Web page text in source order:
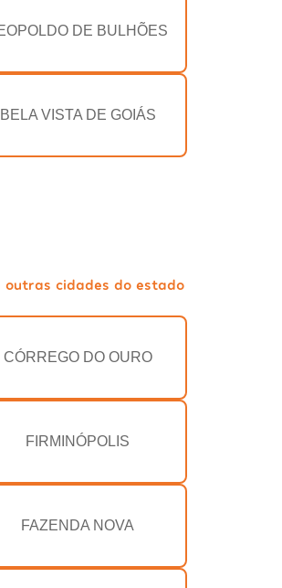
DE BULHÕES
BELA VISTA DE GOIÁS
outras cidades do estado
CÓRREGO DO OURO
FIRMINÓPOLIS
FAZENDA NOVA